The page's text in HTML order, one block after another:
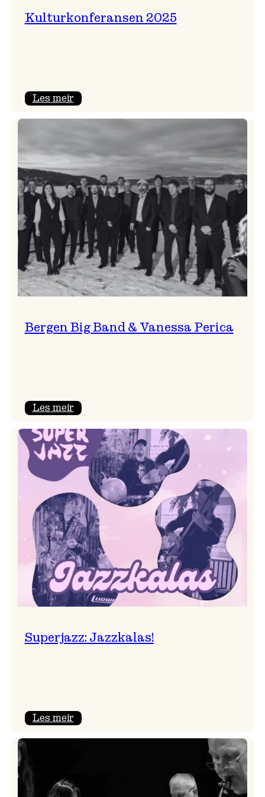
Kulturkonferansen 2025
Les meir:
Bergen Big Band & Vanessa Perica
Les meir:
Big
Band
&
Vanessa
Perica
Superjazz: Jazzkalas!
Les meir: